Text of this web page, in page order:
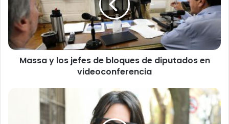
bloques
de
diputados
en
videoconferencia
Massa y los jefes de bloques de diputados en
videoconferencia